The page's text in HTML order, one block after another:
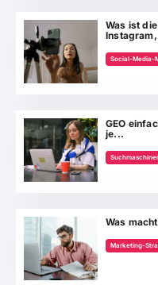
Was ist
Social-Media-
GEO
je...
Was
Marketing-